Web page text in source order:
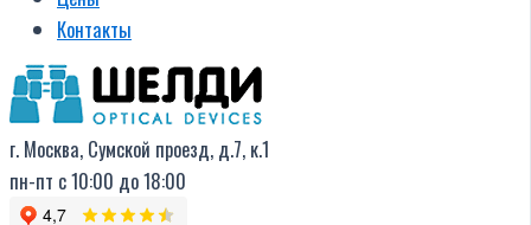
Контакты
г. Москва, Сумской проезд, д.7, к.1
пн-пт с 10:00 до 18:00